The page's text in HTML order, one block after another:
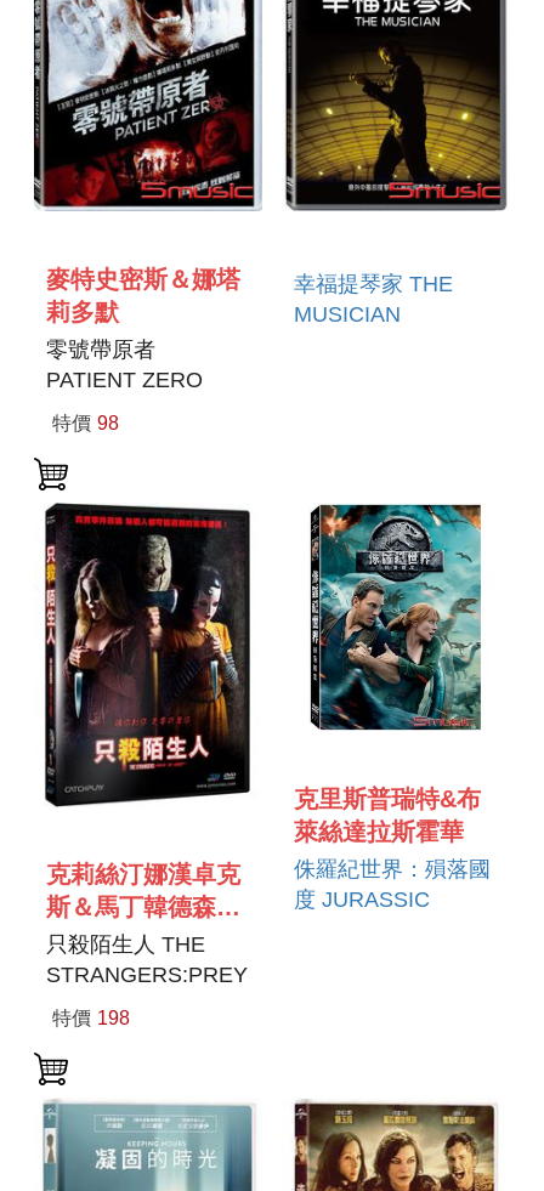
麥特史密斯＆娜塔
莉多默
零號帶原者
PATIENT ZERO
(2018)
特價 98
幸福提琴家 THE
MUSICIAN
克莉絲汀娜漢卓克
斯＆馬丁韓德森
CHRISTINA
HENDRICKS＆
MARTIN
只殺陌生人 THE
STRANGERS:PREY
AT NIGHT
特價 198
克里斯普瑞特&布
萊絲達拉斯霍華
侏羅紀世界：殞落國
度 JURASSIC